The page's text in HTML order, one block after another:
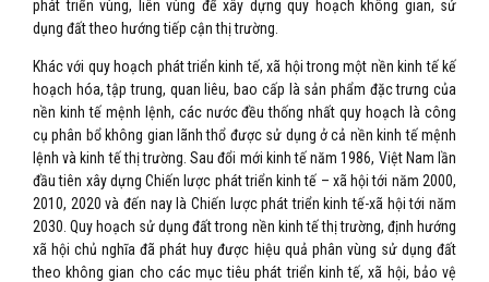
phát triển vùng, liên vùng để xây dựng quy hoạch không gian, sử
dụng đất theo hướng tiếp cận thị trường.
Khác với quy hoạch phát triển kinh tế, xã hội trong một nền kinh tế kế
hoạch hóa, tập trung, quan liêu, bao cấp là sản phẩm đặc trưng của
nền kinh tế mệnh lệnh, các nước đều thống nhất quy hoạch là công
cụ phân bổ không gian lãnh thổ được sử dụng ở cả nền kinh tế mệnh
lệnh và kinh tế thị trường. Sau đổi mới kinh tế năm 1986, Việt Nam lần
đầu tiên xây dựng Chiến lược phát triển kinh tế – xã hội tới năm 2000,
2010, 2020 và đến nay là Chiến lược phát triển kinh tế-xã hội tới năm
2030. Quy hoạch sử dụng đất trong nền kinh tế thị trường, định hướng
xã hội chủ nghĩa đã phát huy được hiệu quả phân vùng sử dụng đất
theo không gian cho các mục tiêu phát triển kinh tế, xã hội, bảo vệ